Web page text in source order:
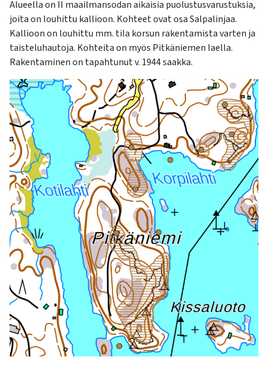
kosketus-
ja
pyyhkäisyliikkeitä.
Alueella on II maailmansodan aikaisia puolustusvarustuksia,
joita on louhittu kallioon. Kohteet ovat osa Salpalinjaa.
Kallioon on louhittu mm. tila korsun rakentamista varten ja
taisteluhautoja. Kohteita on myös Pitkäniemen laella.
Rakentaminen on tapahtunut v. 1944 saakka.